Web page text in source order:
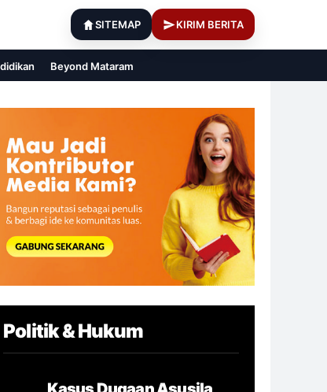
SITEMAP KIRIM BERITA
Beyond Mataram
Politik & Hukum